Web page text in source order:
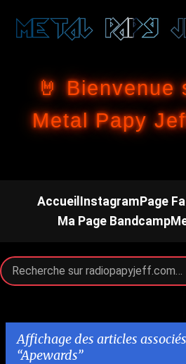
Accéder au
🤘 Bienvenue
Metal Papy
Accueil InstagramPage
Ma Page Bandcamp
Affichage des articles
Apewards